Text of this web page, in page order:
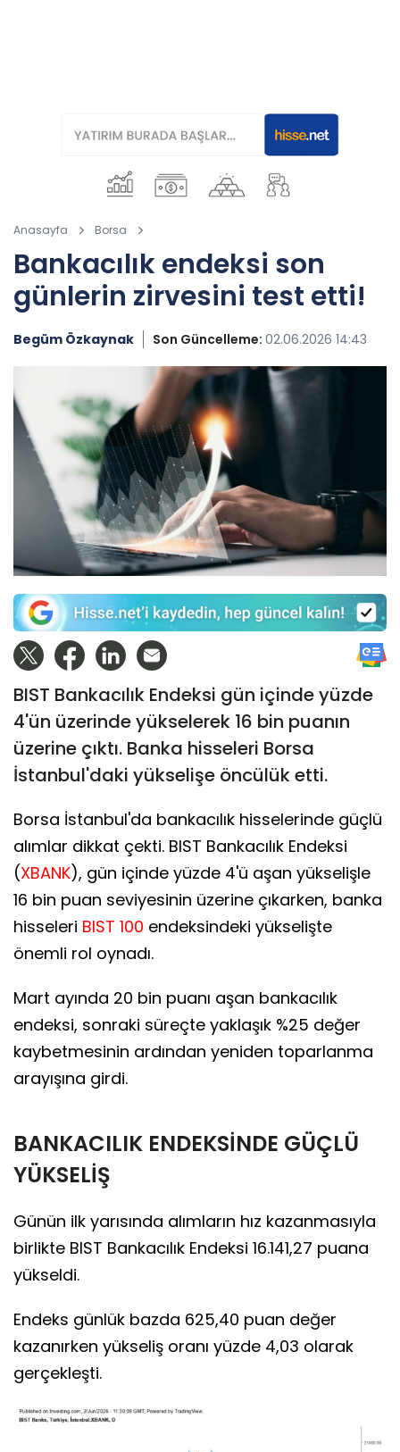
Anasayfa Borsa
Bankacılık endeksi son
günlerin zirvesini test etti!
Begüm Özkaynak Son Güncelleme: 02.06.2026 14:43
BIST Bankacılık Endeksi gün içinde yüzde
4'ün üzerinde yükselerek 16 bin puanın
üzerine çıktı. Banka hisseleri Borsa
İstanbul'daki yükselişe öncülük etti.
Borsa İstanbul'da bankacılık hisselerinde güçlü
alımlar dikkat çekti. BIST Bankacılık Endeksi
(XBANK), gün içinde yüzde 4'ü aşan yükselişle
16 bin puan seviyesinin üzerine çıkarken, banka
hisseleri BIST 100 endeksindeki yükselişte
önemli rol oynadı.
Mart ayında 20 bin puanı aşan bankacılık
endeksi, sonraki süreçte yaklaşık %25 değer
kaybetmesinin ardından yeniden toparlanma
arayışına girdi.
BANKACILIK ENDEKSİNDE GÜÇLÜ
YÜKSELİŞ
Günün ilk yarısında alımların hız kazanmasıyla
birlikte BIST Bankacılık Endeksi 16.141,27 puana
yükseldi.
Endeks günlük bazda 625,40 puan değer
kazanırken yükseliş oranı yüzde 4,03 olarak
gerçekleşti.